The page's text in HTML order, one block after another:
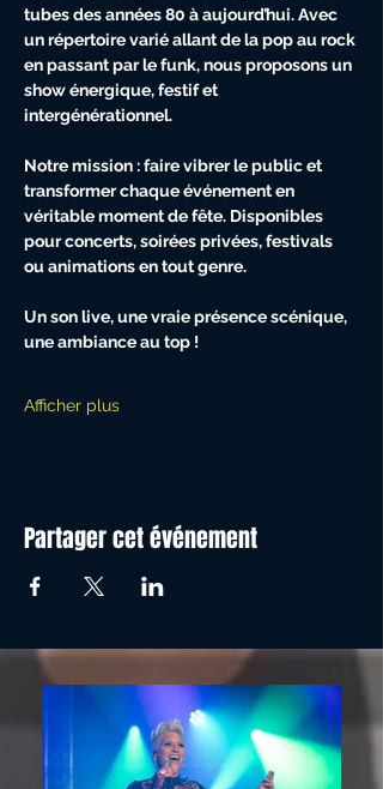
tubes des années 80 à aujourd’hui. Avec
un répertoire varié allant de la pop au rock
en passant par le funk, nous proposons un
show énergique, festif et
intergénérationnel.
Notre mission : faire vibrer le public et
transformer chaque événement en
véritable moment de fête. Disponibles
pour concerts, soirées privées, festivals
ou animations en tout genre.
Un son live, une vraie présence scénique,
une ambiance au top !
Afficher plus
Partager cet événement